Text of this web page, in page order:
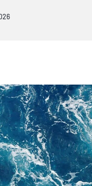
供して
す。